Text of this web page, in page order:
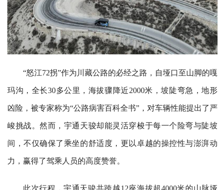
“怒江72拐”作为川藏公路的必经之路，自垭口至山脚的嘎
玛沟，全长30多公里，海拔骤降近2000米，坡陡弯急，地形
凶险，被专家称为“公路病害百科全书”，对车辆性能提出了严
峻挑战。然而，宇通天骏却能灵活穿梭于每一个险弯与陡坡
间，不仅确保了乘坐的舒适度，更以卓越的操控性与澎湃动
力，赢得了驾乘人员的高度赞誉。